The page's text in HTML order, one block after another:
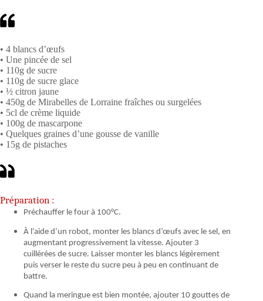
• 4 blancs d’œufs
• Une pincée de sel
• 110g de sucre
• 110g de sucre glace
• ½ citron jaune
• 450g de Mirabelles de Lorraine fraîches ou surgelées
• 5cl de crème liquide
• 100g de mascarpone
• Quelques graines d’une gousse de vanille
• 15g de pistaches
Préparation :
Préchauffer le four à 100°C.
À l’aide d’un robot, monter les blancs d’œufs avec le sel, en
augmentant progressivement la vitesse. Ajouter 3
cuillérées de sucre. Laisser monter les blancs légèrement
puis verser le reste du sucre peu à peu en continuant de
battre.
Quand la meringue est bien montée, ajouter 10 gouttes de